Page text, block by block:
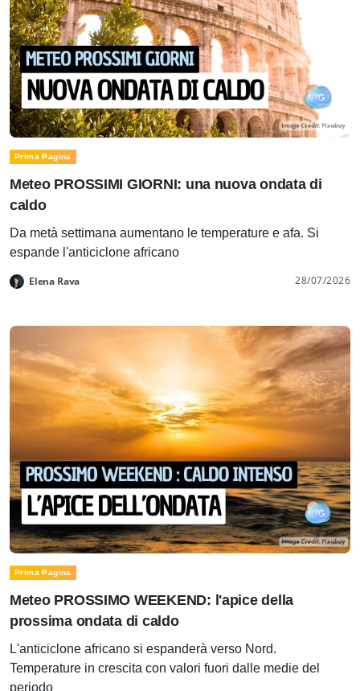
Prima Pagina
Meteo PROSSIMI GIORNI: una nuova ondata di
caldo
Da metà settimana aumentano le temperature e afa. Si
espande l'anticiclone africano
Elena Rava 28/07/2026
Prima Pagina
Meteo PROSSIMO WEEKEND: l'apice della
prossima ondata di caldo
L'anticiclone africano si espanderà verso Nord.
Temperature in crescita con valori fuori dalle medie del
periodo